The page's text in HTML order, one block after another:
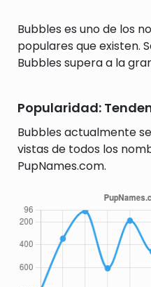
Bubbles es uno de los
populares que existen.
Bubbles supera a la
Popularidad:
Bubbles actualmente
vistas de todos los
PupNames.com.